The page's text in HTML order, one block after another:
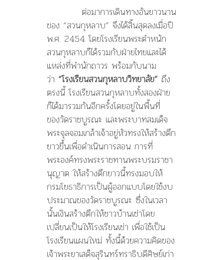
ต่อมาการเดินทางอันยาวนาน
ของ “สวนกุหลาบ” จึงได้สิ้นสุดลงเมื่อปี
พ.ศ. 2454 โดยโรงเรียนพระตำหนัก
สวนกุหลาบก็ได้รวมกับฝ่ายไทยและได้
แหล่งที่พำนักถาวร พร้อมกับนาม
ว่า “โรงเรียนสวนกุหลาบวิทยาลัย” ถึง
ตรงนี้ โรงเรียนสวนกุหลาบทั้งสองฝ่าย
ก็ได้มารวมกันอีกครั้งโดยอยู่ในพื้นที่
ของวัดราชบูรณะ และพระบาทสมเด็จ
พระจุลจอมเกล้าเจ้าอยู่หัวทรงให้สร้างตึก
ยาวขึ้นเพื่อดำเนินการสอน การที่
พระองค์ทรงพระราชทานพระบรมราชา
นุญาต ให้สร้างตึกยาวนี้ทรงมอบให้
กรมโยธาธิการเป็นผู้ออกแบบโดยใช้งบ
ประมาณของวัดราชบูรณะ ซึ่งในเวลา
นั้นเงินสร้างตึกให้ชาวบ้านเช่าโดย
เปลี่ยนเป็นให้โรงเรียนเช่า เพื่อใช้เป็น
โรงเรียนแผนใหม่ ทั้งนี้ด้วยความคิดของ
เจ้าพระยาเสด็จสุรินทร์ทราธิบดีศิษย์เก่า